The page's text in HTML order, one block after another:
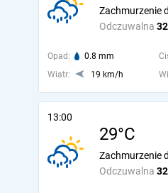
Odczuwalna
Zachmurzenie
Opad: 0.8 mm
Wiatr:
19 km/h
13:00
29°C
Odczuwalna
Zachmurzenie